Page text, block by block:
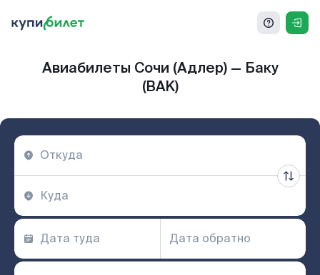
Авиабилеты Сочи (Адлер) — Баку
(BAK)